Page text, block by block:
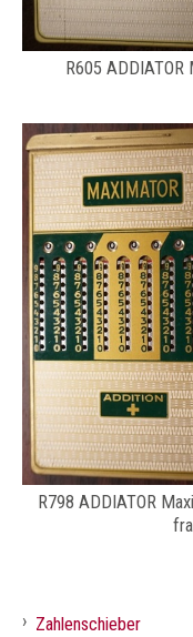
R605
R798 ADDIATOR
› Zahlenschieber